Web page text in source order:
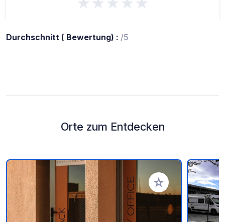
Durchschnitt ( Bewertung) : /5
Orte zum Entdecken
Zu Ihren Favoriten